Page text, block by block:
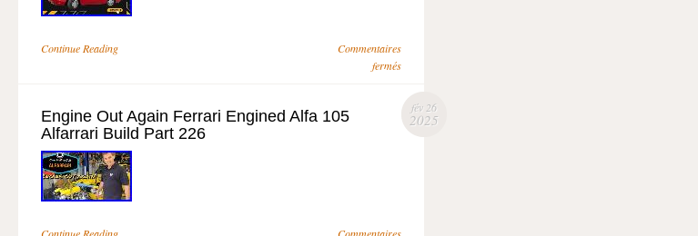
Continue Reading
Commentaires
fermés
fév 26
2025
Engine Out Again Ferrari Engined Alfa 105
Alfarrari Build Part 226